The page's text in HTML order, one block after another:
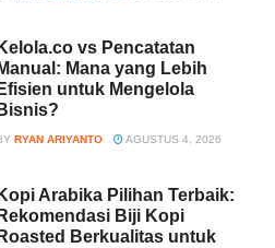
Kelola.co vs Pencatatan
Manual: Mana yang Lebih
Efisien untuk Mengelola
Bisnis?
RYAN ARIYANTO AGUSTUS 4, 2026
Kopi Arabika Pilihan Terbaik:
Rekomendasi Biji Kopi
Roasted Berkualitas untuk